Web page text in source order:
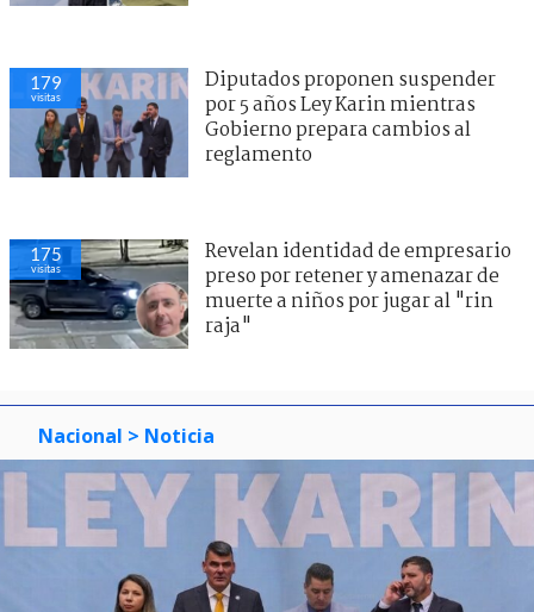
179
visitas
Diputados proponen suspender
por 5 años Ley Karin mientras
Gobierno prepara cambios al
reglamento
175
visitas
Revelan identidad de empresario
preso por retener y amenazar de
muerte a niños por jugar al "rin
raja"
Nacional > Noticia